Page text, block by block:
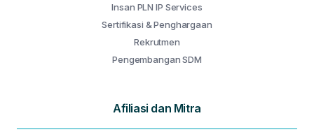
Insan PLN IP Services
Sertifikasi & Penghargaan
Rekrutmen
Pengembangan SDM
Afiliasi dan Mitra